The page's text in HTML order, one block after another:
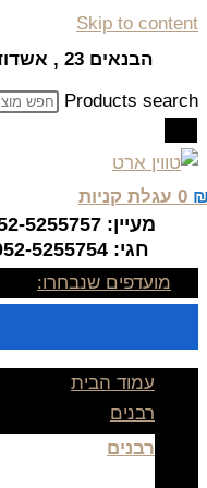
Skip to content
הבנאים 23 , אשדוד
Products search
0 עגלת קניות
מעיין: 052-5255757
חגי: 052-5255754
מועדפים שנבחרו:
עמוד הבית
רבנים
רבנים